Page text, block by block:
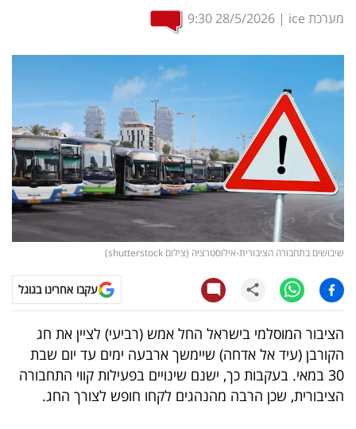
משפט
מדדים
ומחקרים
רכילות
עסקית
קריפטו
ויראלי
טלוויזיה
עסקי
ספורט
קריירה
מערכת ice |
28/5/2026
9:30
שיבושים בתחבורה הציבורית-אילוסטרציה (צילום shutterstock)
עקבו אחרינו בגוגל
הציבור המוסלמי בישראל החל אמש (רביעי) לציין את חג
הקורבן (עיד אל אדחה) שיימשך ארבעה ימים עד יום שבת
30 במאי. בעקבות כך, ישנם שינויים בפעילות קווי התחבורה
הציבורית, שכן הרבה מהנהגים לקחו חופש לצורך החג.